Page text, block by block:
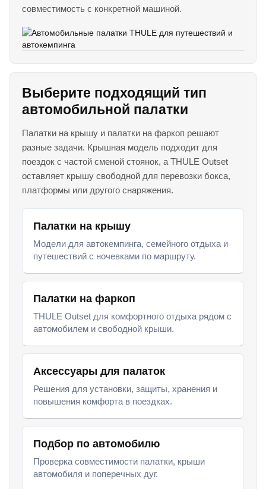
совместимость с конкретной машиной.
Выберите подходящий тип
автомобильной палатки
Палатки на крышу и палатки на фаркоп решают
разные задачи. Крышная модель подходит для
поездок с частой сменой стоянок, а THULE Outset
оставляет крышу свободной для перевозки бокса,
платформы или другого снаряжения.
Палатки на крышу
Модели для автокемпинга, семейного отдыха и
путешествий с ночевками по маршруту.
Палатки на фаркоп
THULE Outset для комфортного отдыха рядом с
автомобилем и свободной крыши.
Аксессуары для палаток
Решения для установки, защиты, хранения и
повышения комфорта в поездках.
Подбор по автомобилю
Проверка совместимости палатки, крыши
автомобиля и поперечных дуг.